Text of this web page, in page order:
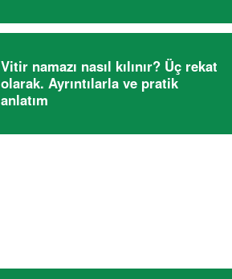
Vitir namazı nasıl kılınır? Üç rekat
olarak. Ayrıntılarla ve pratik
anlatım